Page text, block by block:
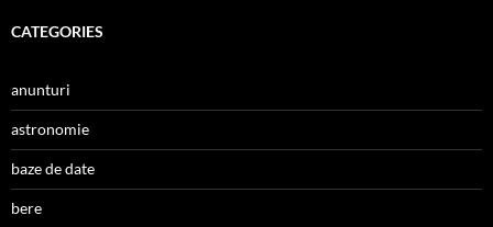
CATEGORIES
anunturi
astronomie
baze de date
bere